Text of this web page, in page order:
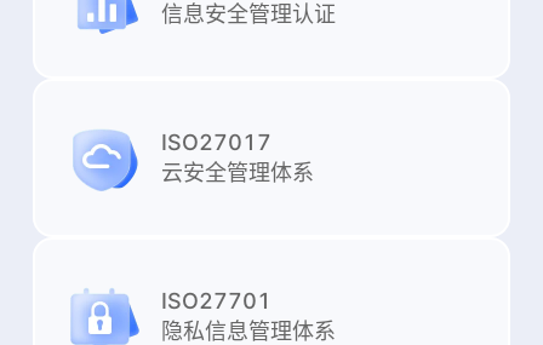
信息安全管理认证
ISO27017
云安全管理体系
ISO27701
隐私信息管理体系